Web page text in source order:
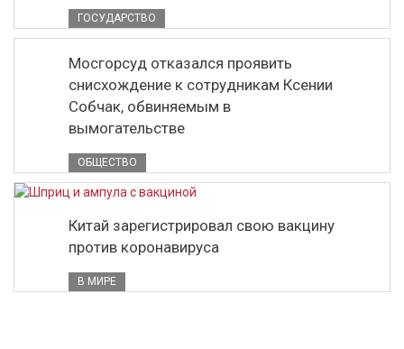
ГОСУДАРСТВО
Мосгорсуд отказался проявить
снисхождение к сотрудникам Ксении
Собчак, обвиняемым в
вымогательстве
ОБЩЕСТВО
Китай зарегистрировал свою вакцину
против коронавируса
В МИРЕ